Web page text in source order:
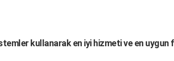
kullanarak en iyi hizmeti ve en